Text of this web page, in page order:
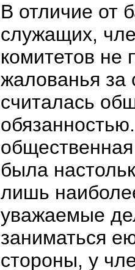
В отличие от
служащих,
комитетов не
жалованья за
считалась
была
лишь
уважаемые
заниматься
стороны, у